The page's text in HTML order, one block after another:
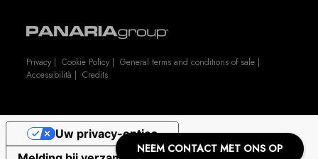
NEEM CONTACT MET ONS OP
Privacy |Cookie Policy |General terms and conditions of sale |
Accessibilità |Credits
Uw privacy-opties